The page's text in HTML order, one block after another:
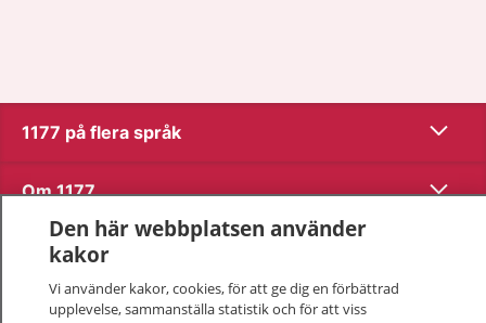
1177 på flera språk Visa
Om 1177 Visa
Kontakt
Den här webbplatsen använder
kakor
Vi använder kakor, cookies, för att ge dig en förbättrad
upplevelse, sammanställa statistik och för att viss